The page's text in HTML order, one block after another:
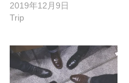
2019年12月9日
Trip